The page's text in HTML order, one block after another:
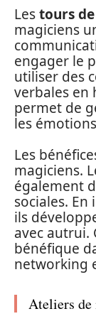
Lestours
magiciens
engager le
utiliser des
verbales en
permet de
les
Les
magiciens.
également
sociales.
ils
avec autrui.
bénéfique
networking
Ateliers de